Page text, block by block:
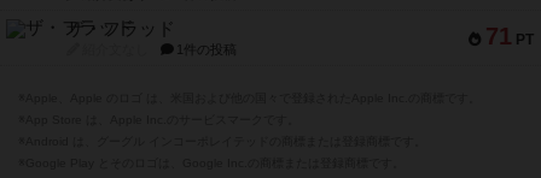
71 PT
ザ・フラッド
1件の投稿